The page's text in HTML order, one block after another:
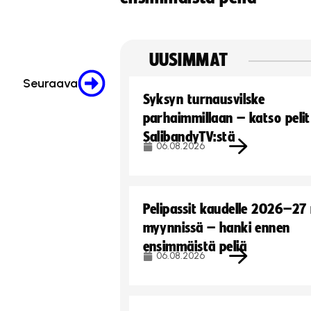
Seuraava
UUSIMMAT
Syksyn turnausvilske
parhaimmillaan – katso pelit
SalibandyTV:stä
06.08.2026
Pelipassit kaudelle
myynnissä – hanki ennen
ensimmäistä peliä
06.08.2026